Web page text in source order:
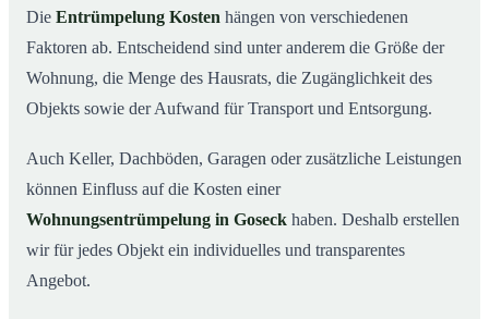
Die Entrümpelung Kosten hängen von verschiedenen
Faktoren ab. Entscheidend sind unter anderem die Größe der
Wohnung, die Menge des Hausrats, die Zugänglichkeit des
Objekts sowie der Aufwand für Transport und Entsorgung.
Auch Keller, Dachböden, Garagen oder zusätzliche Leistungen
können Einfluss auf die Kosten einer
Wohnungsentrümpelung in Goseck haben. Deshalb erstellen
wir für jedes Objekt ein individuelles und transparentes
Angebot.